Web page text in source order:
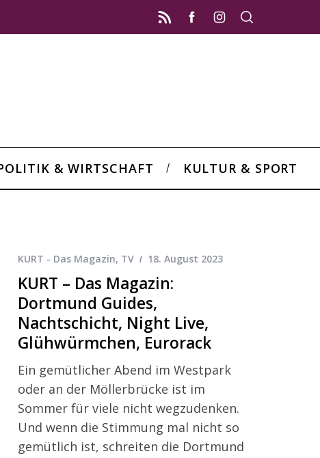
& WIRTSCHAFT KULTUR & SPORT
KURT - Das Magazin, TV 18. August 2023
KURT – Das Magazin:
Dortmund Guides,
Nachtschicht, Night Live,
Glühwürmchen, Eurorack
Ein gemütlicher Abend im Westpark
oder an der Möllerbrücke ist im
Sommer für viele nicht wegzudenken.
Und wenn die Stimmung mal nicht so
gemütlich ist, schreiten die Dortmund